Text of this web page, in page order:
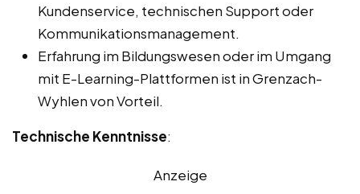
Kundenservice, technischen Support oder
Kommunikationsmanagement.
Erfahrung im Bildungswesen oder im Umgang
mit E-Learning-Plattformen ist in Grenzach-
Wyhlen von Vorteil.
Technische Kenntnisse:
Anzeige